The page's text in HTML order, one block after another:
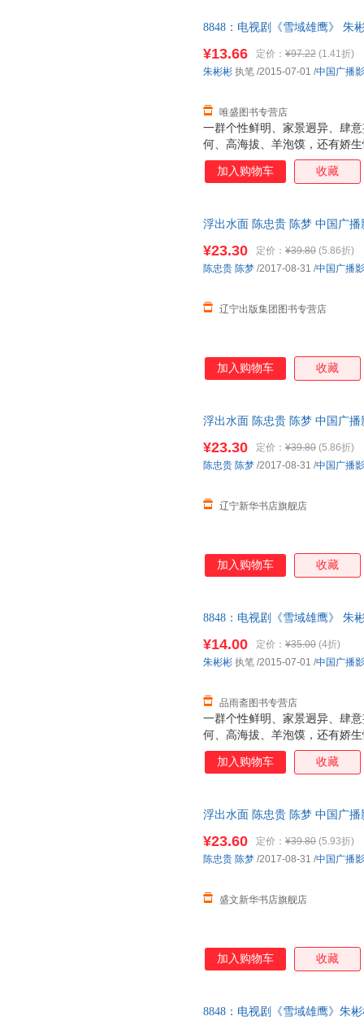
8848：电视剧《雪域雄鹰》 朱
一群个性鲜明、家景迥异、肆
何、高海拔、羊泡馍，还有娇
梦想和目的，从五湖四海出发
来到了生命的极限之地。 成为
凛冽的狂风暴雪中，一群稚嫩
滚烫的炼火中，他们徒手搏击
合到撕裂，归零与重塑，无坚
¥13.66 定价： ¥97.22 (1.41折)
唯盛图书专营店
朱彬彬 执笔 /2015-07-01 /中国广播
加入购物车 收藏
浮出水面 陈忠贵 陈梦 中国广
¥23.30 定价： ¥39.80 (5.86折)
辽宁出版集团图书专营店
陈忠贵 陈梦 /2017-08-31 /中国广播
加入购物车 收藏
浮出水面 陈忠贵 陈梦 中国广播
¥23.30 定价： ¥39.80 (5.86折)
辽宁新华书店旗舰店
陈忠贵 陈梦 /2017-08-31 /中国广播
加入购物车 收藏
8848：电视剧《雪域雄鹰》 朱
一群个性鲜明、家景迥异、肆
何、高海拔、羊泡馍，还有娇
梦想和目的，从五湖四海出发
来到了生命的极限之地。 成为
凛冽的狂风暴雪中，一群稚嫩
滚烫的炼火中，他们徒手搏击
合到撕裂，归零与重塑，无坚
¥14.00 定价： ¥35.00 (4折)
品雨斋图书专营店
朱彬彬 执笔 /2015-07-01 /中国广播
加入购物车 收藏
浮出水面 陈忠贵 陈梦 中国广
¥23.60 定价： ¥39.80 (5.93折)
盛文新华书店旗舰店
陈忠贵 陈梦 /2017-08-31 /中国广播
加入购物车 收藏
8848：电视剧《雪域雄鹰》朱